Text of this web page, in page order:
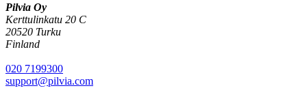
Pilvia Oy
Kerttulinkatu 20 C
20520 Turku
Finland
020 7199300
support@pilvia.com